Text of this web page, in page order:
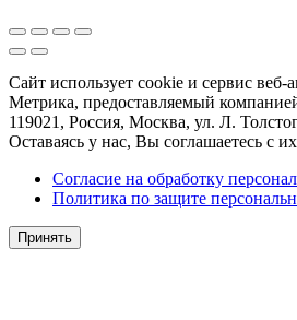
Сайт использует cookie и сервис веб-
Метрика, предоставляемый
119021, Россия, Москва, ул. Л.
Оставаясь у нас, Вы соглашаетесь с
Согласие на обработку
Политика по защите
Принять